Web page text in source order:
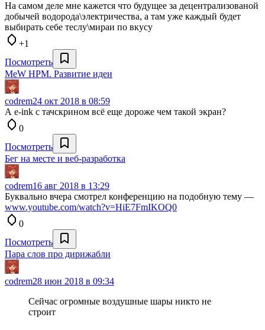
На самом деле мне кажется что будущее за децентрализованой
добычей водорода\электричества, а там уже каждый будет
выбирать себе теслу\мираи по вкусу
+1
Посмотреть
MeW HPM. Развитие идеи
codrem24 окт 2018 в 08:59
А e-ink с тачскрином всё еще дороже чем такой экран?
0
Посмотреть
Бег на месте и веб-разработка
codrem16 авг 2018 в 13:29
Буквально вчера смотрел конференцию на подобную тему —
www.youtube.com/watch?v=HiE7FmIKOQ0
0
Посмотреть
Пара слов про дирижабли
codrem28 июн 2018 в 09:34
Сейчас огромные воздушные шары никто не
строит